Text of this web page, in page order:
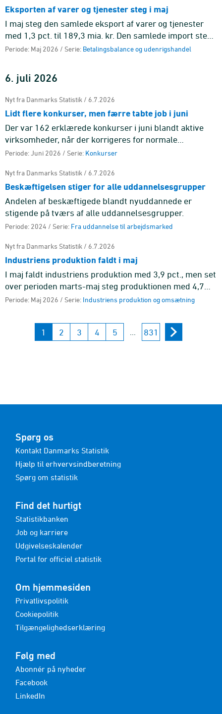
Eksporten af varer og tjenester steg i maj
I maj steg den samlede eksport af varer og tjenester
med 1,3 pct. til 189,3 mia. kr. Den samlede import steg
med 1,8 pct. til 160,4 mia. kr.
Periode: Maj 2026 / Serie: Betalingsbalance og udenrigshandel
6. juli 2026
Nyt fra Danmarks Statistik / 6.7.2026
Lidt flere konkurser, men færre tabte job i juni
Der var 162 erklærede konkurser i juni blandt aktive
virksomheder, når der korrigeres for normale
sæsonudsving, hvilket svarer til en stigning på 3,3 pct.
Periode: Juni 2026 / Serie: Konkurser
Nyt fra Danmarks Statistik / 6.7.2026
Beskæftigelsen stiger for alle uddannelsesgrupper
Andelen af beskæftigede blandt nyuddannede er
stigende på tværs af alle uddannelsesgrupper.
Periode: 2024 / Serie: Fra uddannelse til arbejdsmarked
Nyt fra Danmarks Statistik / 6.7.2026
Industriens produktion faldt i maj
I maj faldt industriens produktion med 3,9 pct., men set
over perioden marts-maj steg produktionen med 4,7
pct. i forhold til perioden december-februar.
Periode: Maj 2026 / Serie: Industriens produktion og omsætning
1 2 3 4 5 831
Spørg os
Kontakt Danmarks Statistik
Hjælp til erhvervsindberetning
Spørg om statistik
Find det hurtigt
Statistikbanken
Job og karriere
Udgivelseskalender
Portal for officiel statistik
Om hjemmesiden
Privatlivspolitik
Cookiepolitik
Tilgængelighedserklæring
Følg med
Abonnér på nyheder
Facebook
LinkedIn